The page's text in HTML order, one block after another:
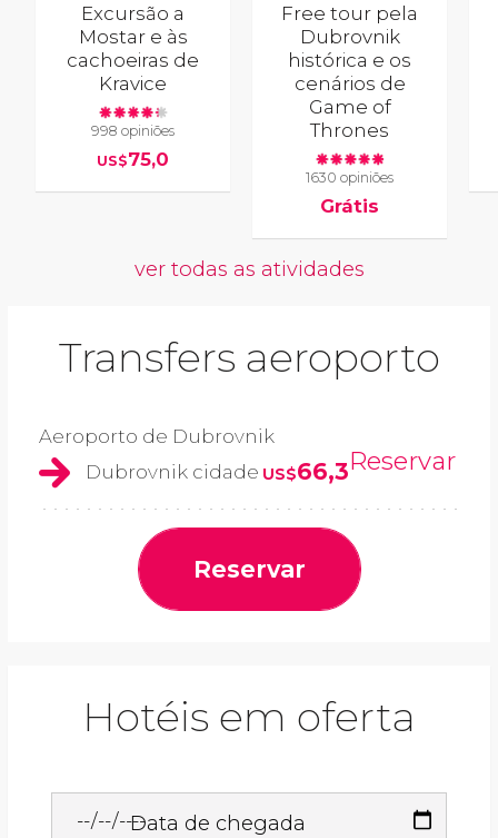
Excursão a
Mostar e às
cachoeiras de
Kravice
998 opiniões
US$75,0
Free tour pela
Dubrovnik
histórica e os
cenários de
Game of
Thrones
1630 opiniões
Grátis
ver todas as atividades
Transfers aeroporto
Aeroporto de Dubrovnik
Dubrovnik cidade US$66,3Reservar
Reservar
Hotéis em oferta
Data de chegada